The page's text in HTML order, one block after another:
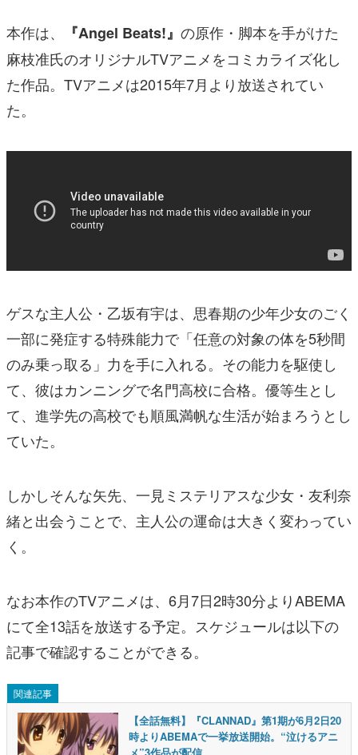
本作は、 『Angel Beats!』 の原作・脚本を手がけた
麻枝准氏のオリジナルTVアニメをコミカライズ化し
た作品。TVアニメは2015年7月より放送されてい
た。
ゲスな主人公・乙坂有宇は、思春期の少年少女のごく
一部に発症する特殊能力で「任意の対象の体を5秒間
のみ乗っ取る」力を手に入れる。その能力を駆使し
て、彼はカンニングで名門高校に合格。優等生とし
て、進学先の高校でも順風満帆な生活が始まろうとし
ていた。
しかしそんな矢先、一見ミステリアスな少女・友利奈
緒と出会うことで、主人公の運命は大きく変わってい
く。
なお本作のTVアニメは、6月7日2時30分よりABEMA
にて全13話を放送する予定。スケジュールは以下の
記事で確認することができる。
関連記事
【全話無料】『CLANNAD』第1期が6月2日20
時よりABEMAで一挙放送開始。“泣けるアニ
メ”3作品が配信